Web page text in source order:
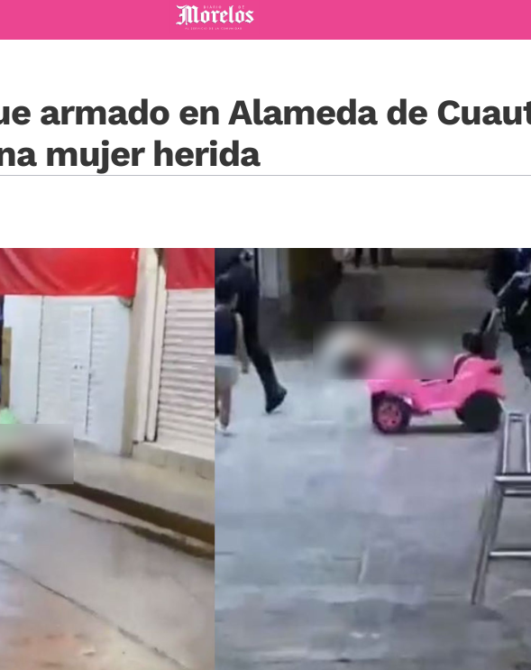
Diario de Morelos
armado en Alameda de
mujer herida